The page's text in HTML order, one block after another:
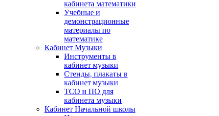
кабинета математики
Учебные и
демонстрационные
материалы по
математике
Кабинет Музыки
Инструменты в
кабинет музыки
Стенды, плакаты в
кабинет музыки
ТСО и ПО для
кабинета музыки
Кабинет Начальной школы